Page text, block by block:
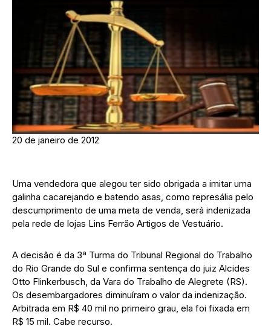
20 de janeiro de 2012
Uma vendedora que alegou ter sido obrigada a imitar uma
galinha cacarejando e batendo asas, como represália pelo
descumprimento de uma meta de venda, será indenizada
pela rede de lojas Lins Ferrão Artigos de Vestuário.
A decisão é da 3ª Turma do Tribunal Regional do Trabalho
do Rio Grande do Sul e confirma sentença do juiz Alcides
Otto Flinkerbusch, da Vara do Trabalho de Alegrete (RS).
Os desembargadores diminuíram o valor da indenização.
Arbitrada em R$ 40 mil no primeiro grau, ela foi fixada em
R$ 15 mil. Cabe recurso.